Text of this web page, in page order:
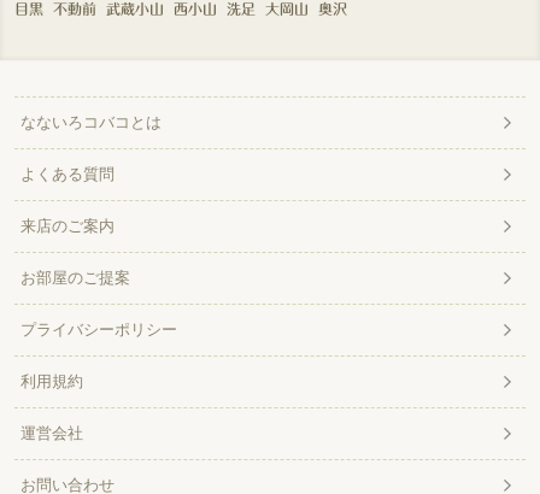
目黒 不動前 武蔵小山 西小山 洗足 大岡山 奥沢
なないろコバコとは
よくある質問
来店のご案内
お部屋のご提案
プライバシーポリシー
利用規約
運営会社
お問い合わせ